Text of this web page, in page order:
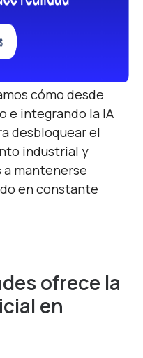
cómo desde
e integrando la IA
desbloquear el
industrial y
mantenerse
en constante
ofrece la
en